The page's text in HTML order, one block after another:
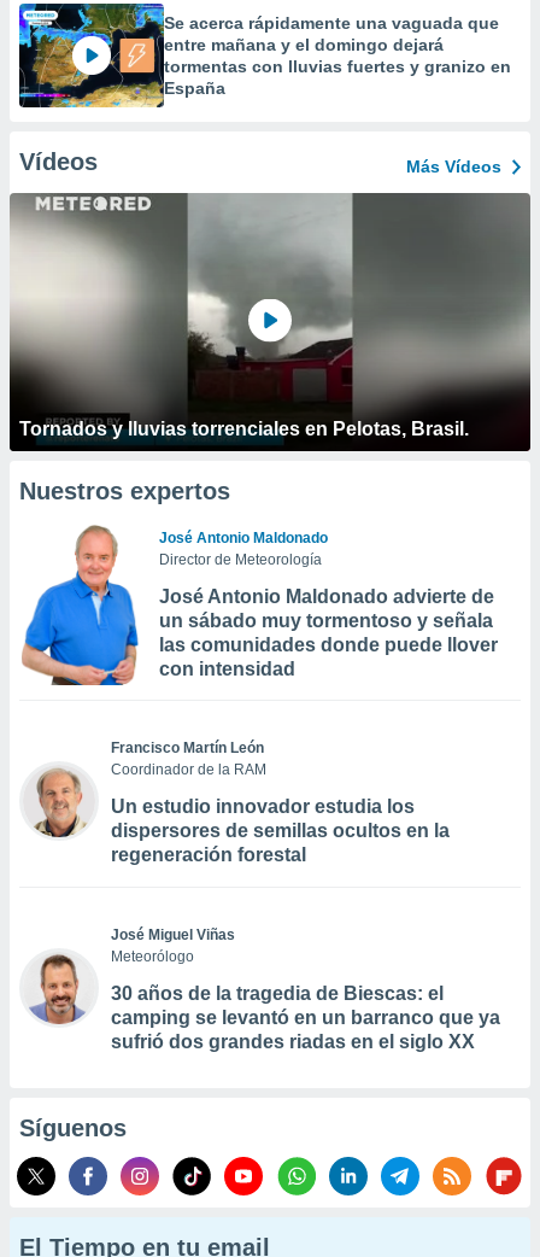
Se acerca rápidamente una vaguada que
entre mañana y el domingo dejará
tormentas con lluvias fuertes y granizo en
España
Vídeos Más Vídeos
Tornados y lluvias torrenciales en Pelotas, Brasil.
Nuestros expertos
José Antonio Maldonado
Director de Meteorología
José Antonio Maldonado advierte de
un sábado muy tormentoso y señala
las comunidades donde puede llover
con intensidad
Francisco Martín León
Coordinador de la RAM
Un estudio innovador estudia los
dispersores de semillas ocultos en la
regeneración forestal
José Miguel Viñas
Meteorólogo
30 años de la tragedia de Biescas: el
camping se levantó en un barranco que ya
sufrió dos grandes riadas en el siglo XX
Síguenos
El Tiempo en tu email